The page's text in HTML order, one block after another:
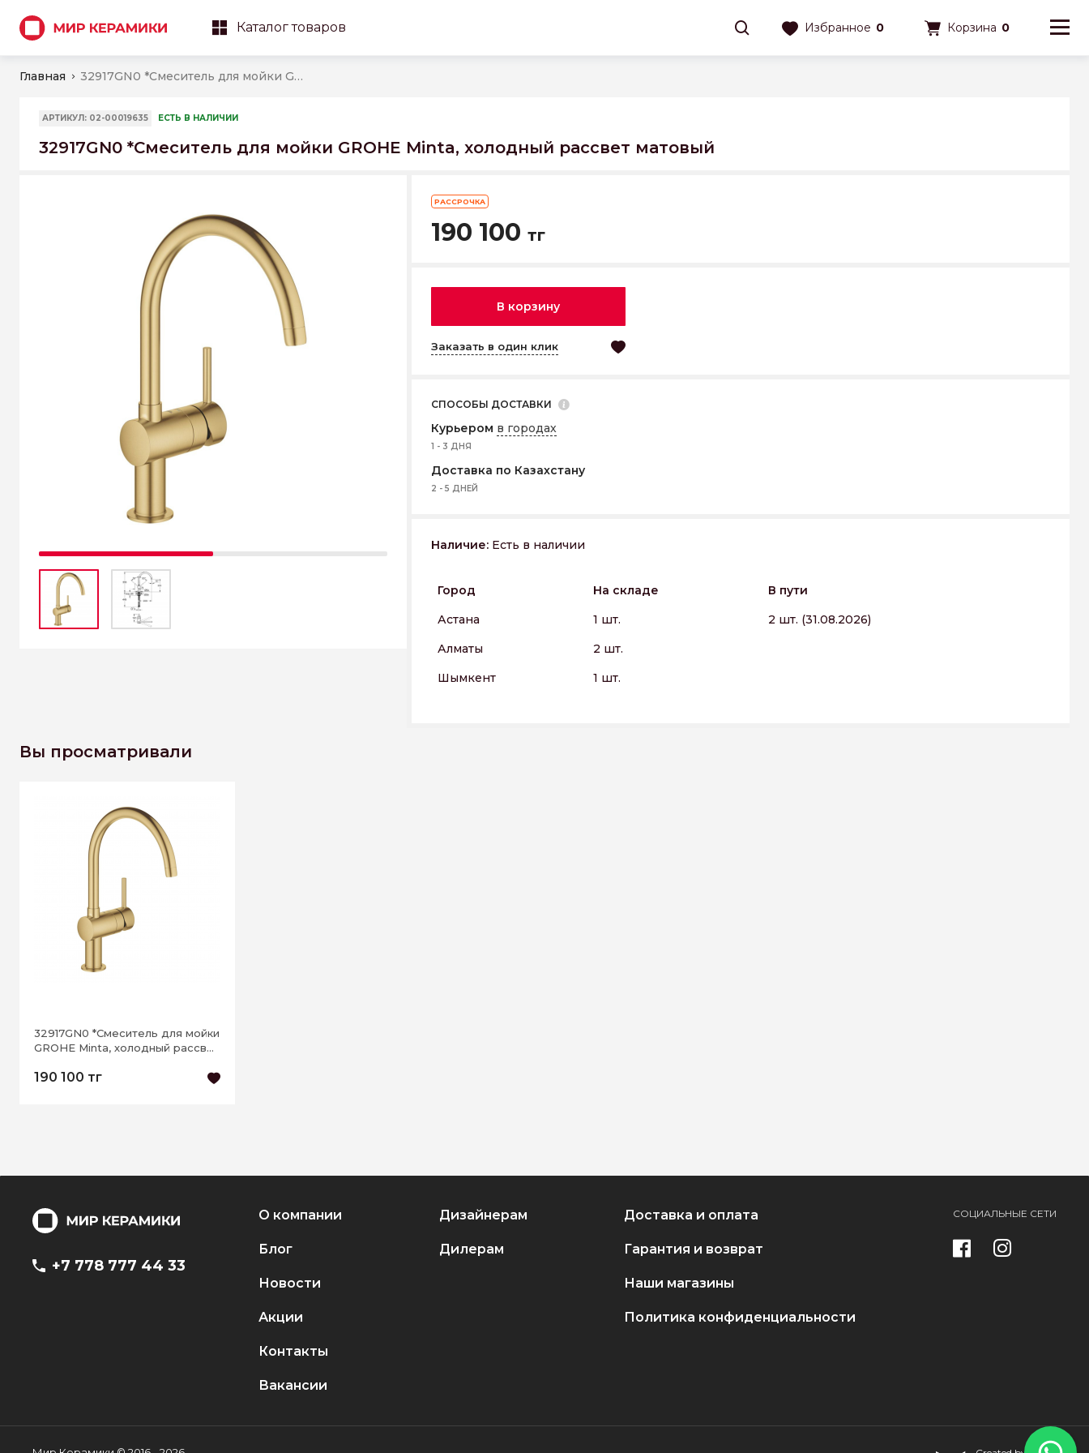
Каталог товаров Избранное 0 Корзина 0
Главная 32917GN0 *Смеситель для мойки GROHE Minta, холодный рассвет матовый
АРТИКУЛ: 02-00019635 ЕСТЬ В НАЛИЧИИ
32917GN0 *Смеситель для мойки GROHE Minta, холодный рассвет матовый
РАССРОЧКА
190 100 тг
В корзину
Заказать в один клик
СПОСОБЫ ДОСТАВКИ
Курьером в городах
1 - 3 ДНЯ
Доставка по Казахстану
2 - 5 ДНЕЙ
Наличие: Есть в наличии
Город На складе
В пути
Астана
1 шт.
2 шт. (31.08.2026)
Алматы
2 шт.
Шымкент
1 шт.
Вы просматривали
32917GN0 *Смеситель для мойки
GROHE Minta, холодный рассвет
190 100 тг
+7 778 777 44 33
О компании
Блог
Новости
Акции
Контакты
Вакансии
Дизайнерам
Дилерам
Доставка и оплата
Гарантия и возврат
Наши магазины
Политика конфиденциальности
СОЦИАЛЬНЫЕ СЕТИ